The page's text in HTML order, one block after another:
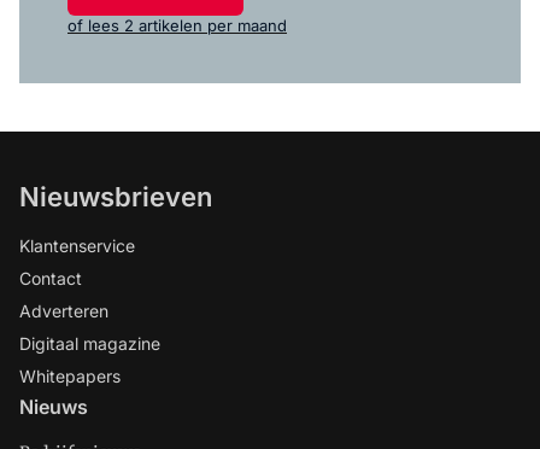
of lees 2 artikelen per maand
Nieuwsbrieven
Klantenservice
Contact
Adverteren
Digitaal magazine
Whitepapers
Nieuws